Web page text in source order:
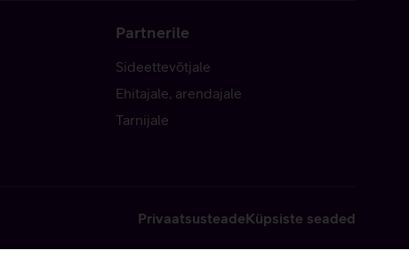
Partnerile
Sideettevõtjale
Ehitajale, arendajale
Tarnijale
PrivaatsusteadeKüpsiste seaded